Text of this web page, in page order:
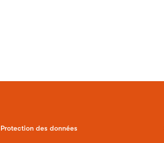
Protection des données